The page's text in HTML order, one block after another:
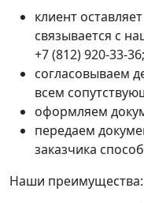
клиент
связывается с
+7 (812) 920-33-36;
согласовываем
всем
оформляем
передаем
заказчика
Наши преимущества: